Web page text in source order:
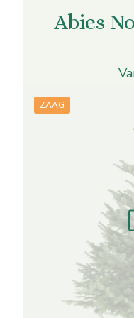
Abies
ZAAG